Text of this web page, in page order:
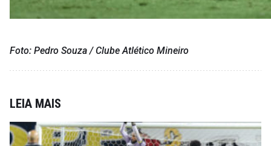
Foto: Pedro Souza / Clube Atlético Mineiro
LEIA MAIS